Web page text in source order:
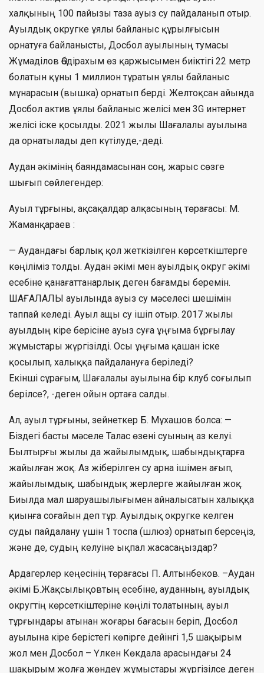
халқының 100 пайызы таза ауыз су пайдаланып отыр.
Ауылдық округке ұялы байланыс құрылғысын
орнатуға байланысты, Досбол ауылының тумасы
Жұмаділов Әбдірахым өз қаржысымен биіктігі 22 метр
болатын құны 1 миллион тұратын ұялы байланыс
мұнарасын (вышка) орнатып берді. Желтоқсан айында
Досбол актив ұялы байланыс желісі мен 3G интернет
желісі іске қосылды. 2021 жылы Шағалалы ауылына
да орнатылады деп күтілуде,-деді.
Аудан әкімінің баяндамасынан соң, жарыс сөзге
шығып сөйлегендер:
Ауыл тұрғыны, ақсақалдар алқасының төрағасы: М.
Жаманқараев :
— Аудандағы барлық қол жеткізілген көрсеткіштерге
көңіліміз толды. Аудан әкімі мен ауылдық округ әкімі
есебіне қанағаттанарлық деген бағамды беремін.
ШАҒАЛАЛЫ ауылында ауыз су мәселесі шешімін
таппай келеді. Ауыл ащы су ішіп отыр. 2017 жылы
ауылдың кіре берісіне ауыз суға ұңғыма бұрғылау
жұмыстары жүргізілді. Осы ұңғыма қашан іске
қосылып, халыққа пайдалануға беріледі?
Екінші сұрағым, Шағалалы ауылына бір клуб соғылып
берілсе?, -деген ойын ортаға салды.
Ал, ауыл тұрғыны, зейнеткер Б. Мұхашов болса: —
Біздегі басты мәселе Талас өзені суының аз келуі.
Былтырғы жылы да жайылымдық, шабындықтарға
жайылған жоқ. Аз жіберілген су арна ішімен ағып,
жайылымдық, шабындық жерлерге жайылған жоқ.
Биылда мал шаруашылығымен айналысатын халыққа
қиынға соғайын деп тұр. Ауылдық округке келген
суды пайдалану үшін 1 тоспа (шлюз) орнатып берсеңіз,
және де, судың келуіне ықпал жасасаңыздар?
Ардагерлер кеңесінің төрағасы П. Алтынбеков. –Аудан
әкімі Б.Жақсылықовтың есебіне, ауданның, ауылдық
округтің көрсеткіштеріне көңілі толатынын, ауыл
тұрғындары атынан жоғары бағасын беріп, Досбол
ауылына кіре берістегі көпірге дейінгі 1,5 шақырым
жол мен Досбол – Үлкен Көкдала арасындағы 24
шақырым жолға жөндеу жұмыстары жүргізілсе деген